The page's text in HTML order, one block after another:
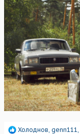
Р
Холоднов genn111